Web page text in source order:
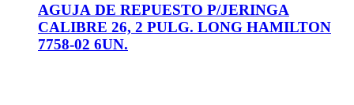
AGUJA DE REPUESTO P/JERINGA
CALIBRE 26, 2 PULG. LONG HAMILTON
7758-02 6UN.